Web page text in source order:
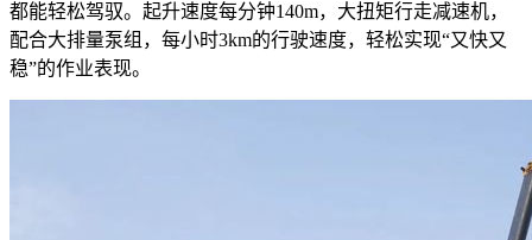
都能轻松驾驭。起升速度每分钟140m，大扭矩行走减速机，
配合大排量泵组，每小时3km的行驶速度，轻松实现“又快又
稳”的作业表现。